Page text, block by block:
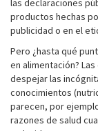
las declaraciones
productos hechas
publicidad o en el
Pero ¿hasta qué
en alimentación?
despejar las
conocimientos
parecen, por
razones de salud